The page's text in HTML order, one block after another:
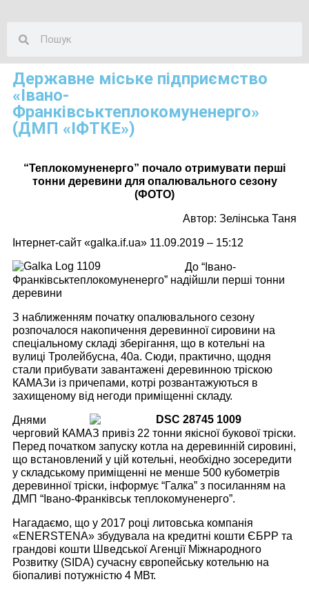
Державне міське підприємство
«Івано-
Франківськтеплокомуненерго»
(ДМП «ІФТКЕ»)
“Теплокомуненерго” почало отримувати перші
тонни деревини для опалювального сезону
(ФОТО)
Автор: Зелінська Таня
Інтернет-сайт «galka.if.ua» 11.09.2019 – 15:12
До “Івано-
Франківськтеплокомуненерго” надійшли перші тонни
деревини
З наближенням початку опалювального сезону
розпочалося накопичення деревинної сировини на
спеціальному складі зберігання, що в котельні на
вулиці Тролейбусна, 40а. Сюди, практично, щодня
стали прибувати завантажені деревинною тріскою
КАМАЗи із причепами, котрі розвантажуються в
захищеному від негоди приміщенні складу.
Днями
черговий КАМАЗ привіз 22 тонни якісної букової тріски.
Перед початком запуску котла на деревинній сировині,
що встановлений у цій котельні, необхідно зосередити
у складському приміщенні не менше 500 кубометрів
деревинної тріски, інформує “Галка” з посиланням на
ДМП “Івано-Франківськ теплокомуненерго”.
Нагадаємо, що у 2017 році литовська компанія
«ENERSTENA» збудувала на кредитні кошти ЄБРР та
грандові кошти Шведської Агенції Міжнародного
Розвитку (SIDA) сучасну європейську котельню на
біопаливі потужністю 4 МВт.